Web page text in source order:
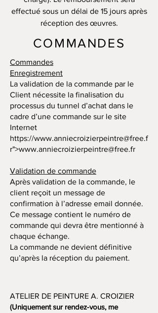
effectué sous un délai de 15 jours après
réception des œuvres.
COMMANDES
Commandes
Enregistrement
La validation de la commande par le
Client nécessite la finalisation du
processus du tunnel d’achat dans le
cadre d’une commande sur le site
Internet
https://www.anniecroizierpeintre@free.f
r">www.anniecroizierpeintre@free.fr
Validation de commande
Après validation de la commande, le
client reçoit un message de
confirmation à l’adresse email donnée.
Ce message contient le numéro de
commande qui devra être mentionné à
chaque échange.
La commande ne devient définitive
qu’après la réception du paiement.
ATELIER DE PEINTURE A. CROIZIER
(Uniquement sur rendez-vous, me